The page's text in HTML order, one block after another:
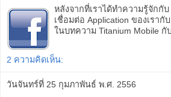
หลังจากที่เราได้ทำความรู้จักกั
เชื่อมต่อ Application ของเรากั
ในบทความ Titanium Mobile กั
2 ความคิดเห็น:
วันจันทร์ที่ 25 กุมภาพันธ์ พ.ศ. 2556